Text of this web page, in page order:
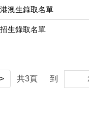
澳生錄取名單
生錄取名單
共3頁 到